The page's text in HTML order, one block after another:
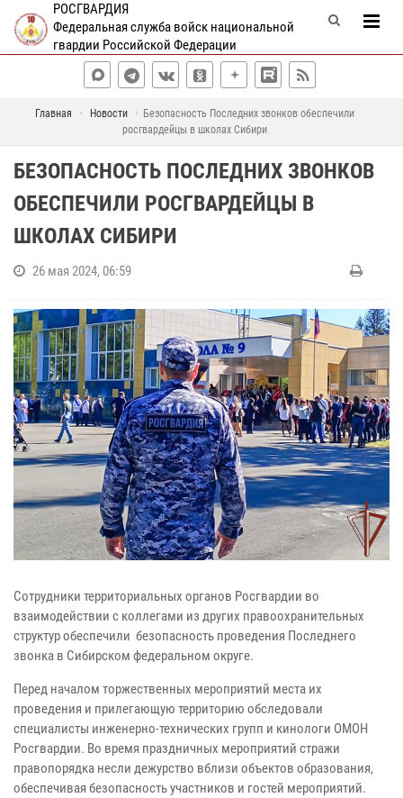
РОСГВАРДИЯ
Федеральная служба войск национальной
гвардии Российской Федерации
Главная Новости
Безопасность Последних звонков обеспечили
росгвардейцы в школах Сибири
БЕЗОПАСНОСТЬ ПОСЛЕДНИХ ЗВОНКОВ
ОБЕСПЕЧИЛИ РОСГВАРДЕЙЦЫ В
ШКОЛАХ СИБИРИ
26 мая 2024, 06:59
Сотрудники территориальных органов Росгвардии во
взаимодействии с коллегами из других правоохранительных
структур обеспечили безопасность проведения Последнего
звонка в Сибирском федеральном округе.
Перед началом торжественных мероприятий места их
проведения и прилегающую территорию обследовали
специалисты инженерно-технических групп и кинологи ОМОН
Росгвардии. Во время праздничных мероприятий стражи
правопорядка несли дежурство вблизи объектов образования,
обеспечивая безопасность участников и гостей мероприятий.